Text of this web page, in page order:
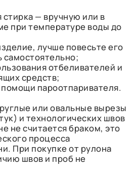
— вручную или в
при температуре воды до
лучше повесьте его
самостоятельно;
отбеливателей и
средств;
пароотпаривателя.
или овальные вырезы
и технологических швов
не считается браком, это
процесса
При покупке от рулона
швов и проб не